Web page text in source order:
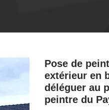
Pose de
extérieur en
déléguer au
peintre du